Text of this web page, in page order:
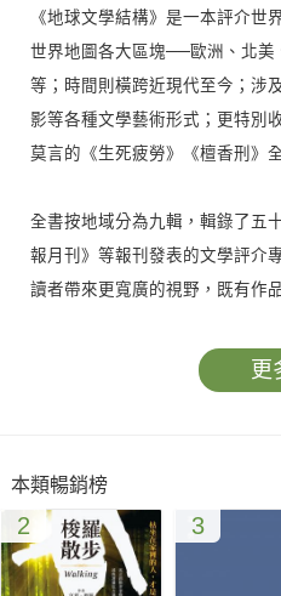
《地球文學結構》是一本評介世
世界地圖各大區塊──歐洲、北美
等；時間則橫跨近現代至今；涉
影等各種文學藝術形式；更特別
莫言的《生死疲勞》《檀香刑》
全書按地域分為九輯，輯錄了五
報月刊》等報刊發表的文學評介
讀者帶來更寬廣的視野，既有作
文學的優秀傳統。經由作者細心
發表的精闢文章，一趟豐富的文
更
本類暢銷榜
2 3